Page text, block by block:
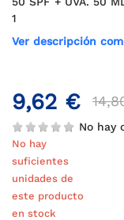
1
Ver descripción
9,62 €
No hay
No hay
suficientes
unidades de
este producto
en stock